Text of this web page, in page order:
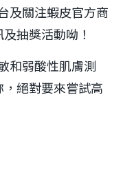
及關注蝦皮官方商
抽獎活動呦！
和弱酸性肌膚測
絕對要來嘗試高